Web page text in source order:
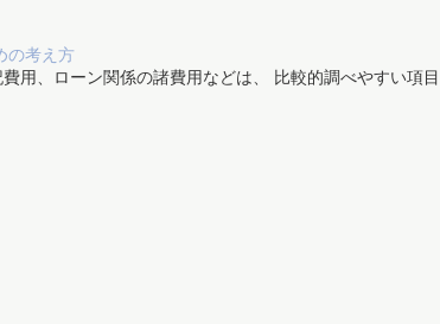
の考え方
用、ローン関係の諸費用などは、 比較的調べやすい項目